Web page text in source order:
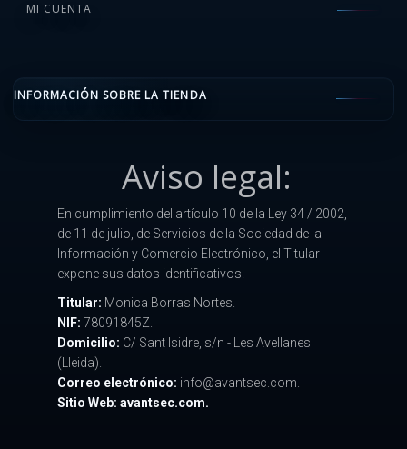
MI CUENTA
INFORMACIÓN SOBRE LA TIENDA
Aviso legal:
En cumplimiento del artículo 10 de la Ley 34 / 2002,
de 11 de julio, de Servicios de la Sociedad de la
Información y Comercio Electrónico, el Titular
expone sus datos identificativos.
Titular: Monica Borras Nortes.
NIF: 78091845Z.
Domicilio: C/ Sant Isidre, s/n - Les Avellanes
(Lleida).
Correo electrónico: info@avantsec.com.
Sitio Web: avantsec.com.